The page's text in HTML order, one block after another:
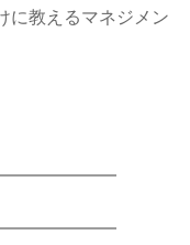
に教えるマネジメン